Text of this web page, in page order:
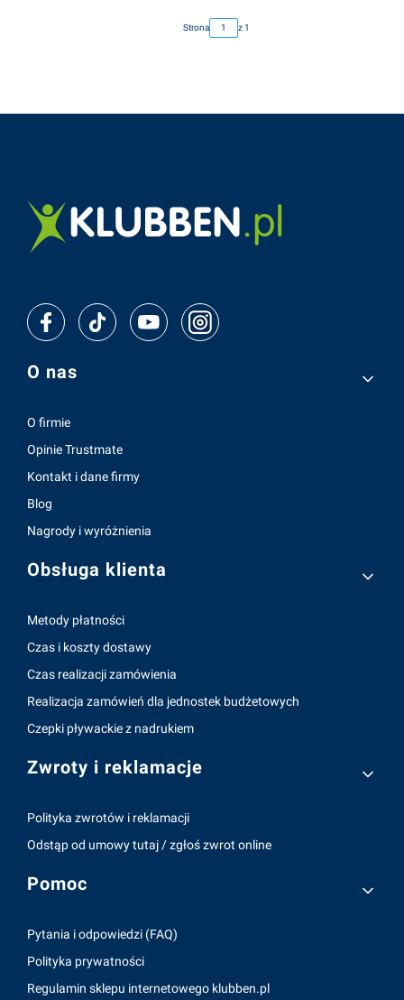
Strona z 1
Linki w stopce
O nas
O firmie
Opinie Trustmate
Kontakt i dane firmy
Blog
Nagrody i wyróżnienia
Obsługa klienta
Metody płatności
Czas i koszty dostawy
Czas realizacji zamówienia
Realizacja zamówień dla jednostek budżetowych
Czepki pływackie z nadrukiem
Zwroty i reklamacje
Polityka zwrotów i reklamacji
Odstąp od umowy tutaj / zgłoś zwrot online
Pomoc
Pytania i odpowiedzi (FAQ)
Polityka prywatności
Regulamin sklepu internetowego klubben.pl